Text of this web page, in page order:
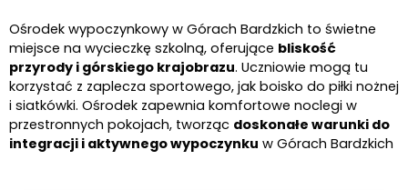
Ośrodek wypoczynkowy w Górach Bardzkich to świetne
miejsce na wycieczkę szkolną, oferujące bliskość
przyrody i górskiego krajobrazu. Uczniowie mogą tu
korzystać z zaplecza sportowego, jak boisko do piłki nożnej
i siatkówki. Ośrodek zapewnia komfortowe noclegi w
przestronnych pokojach, tworząc doskonałe warunki do
integracji i aktywnego wypoczynku w Górach Bardzkich